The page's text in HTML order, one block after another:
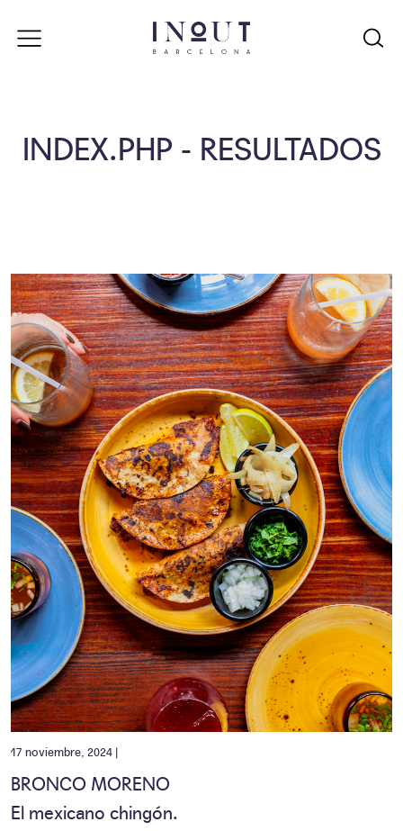
INDEX.PHP - RESULTADOS
17 noviembre, 2024 |
BRONCO MORENO
El mexicano chingón.